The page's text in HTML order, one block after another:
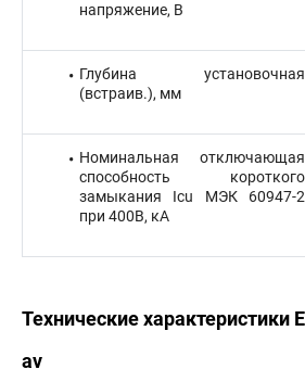
напряжение, В
Глубина установочная
(встраив.), мм
Номинальная отключающая
способность короткого
замыкания Icu МЭК 60947-2
при 400В, кА
Технические характеристики
av